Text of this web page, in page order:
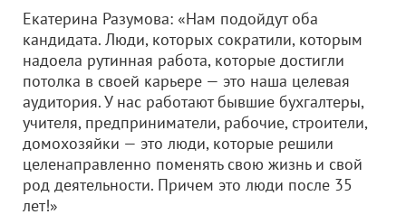
Екатерина Разумова: «Нам подойдут оба
кандидата. Люди, которых сократили, которым
надоела рутинная работа, которые достигли
потолка в своей карьере — это наша целевая
аудитория. У нас работают бывшие бухгалтеры,
учителя, предприниматели, рабочие, строители,
домохозяйки — это люди, которые решили
целенаправленно поменять свою жизнь и свой
род деятельности. Причем это люди после 35
лет!»